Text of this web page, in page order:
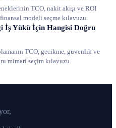
TCO, nakit akışı ve ROI
modeli seçme kılavuzu.
İş Yükü İçin Hangisi Doğru
TCO, gecikme, güvenlik ve
mimari seçim kılavuzu.